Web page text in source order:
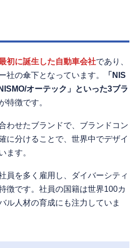
初に誕生した自動車会社であり、
社の傘下となっています。
「NIS
オーテック」といった3ブラ
特徴です。
わせたブランドで、ブランドコン
に分けることで、世界中でデザイ
ます。
員を多く雇用し、ダイバーシティ
徴です。社員の国籍は世界100カ
ル人材の育成にも注力していま